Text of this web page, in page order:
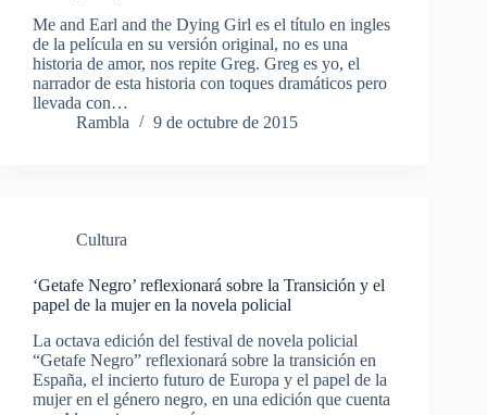
Me and Earl and the Dying Girl es el título en ingles
de la película en su versión original, no es una
historia de amor, nos repite Greg. Greg es yo, el
narrador de esta historia con toques dramáticos pero
llevada con…
Rambla
9 de octubre de 2015
Cultura
‘Getafe Negro’ reflexionará sobre la Transición y el
papel de la mujer en la novela policial
La octava edición del festival de novela policial
“Getafe Negro” reflexionará sobre la transición en
España, el incierto futuro de Europa y el papel de la
mujer en el género negro, en una edición que cuenta